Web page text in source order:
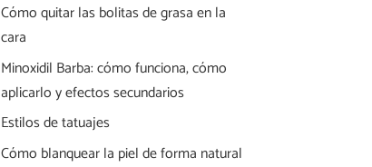
Cómo quitar las bolitas de grasa en la
cara
Minoxidil Barba: cómo funciona, cómo
aplicarlo y efectos secundarios
Estilos de tatuajes
Cómo blanquear la piel de forma natural